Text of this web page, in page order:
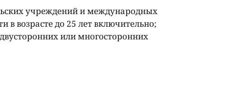
учреждений и международных
возрасте до 25 лет включительно;
или многосторонних